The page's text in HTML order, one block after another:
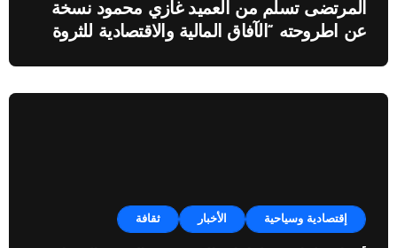
المرتضى تسلم من العميد غازي محمود نسخة
عن اطروحته “الآفاق المالية والاقتصادية للثروة
إقتصادية وسياحية الأخبار ثقافة